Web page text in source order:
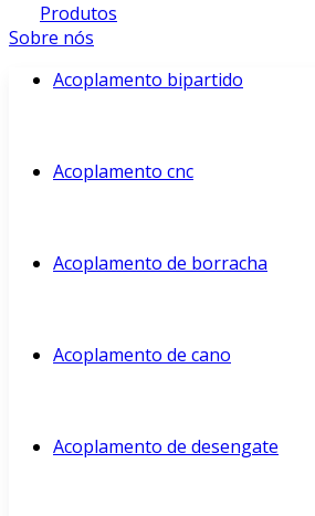
Produtos
Sobre nós
Acoplamento bipartido
Acoplamento cnc
Acoplamento de borracha
Acoplamento de cano
Acoplamento de desengate